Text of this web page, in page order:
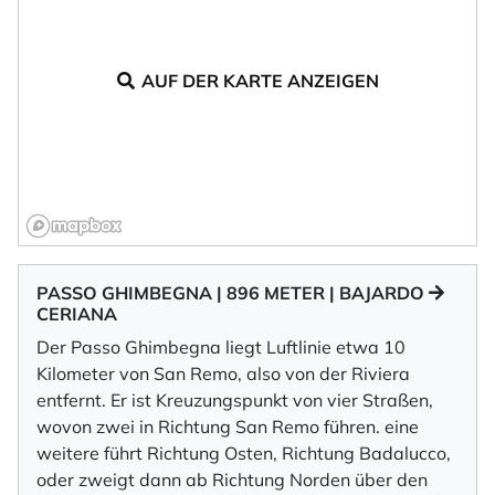
AUF DER KARTE ANZEIGEN
PASSO GHIMBEGNA | 896 METER | BAJARDO
CERIANA
Der Passo Ghimbegna liegt Luftlinie etwa 10
Kilometer von San Remo, also von der Riviera
entfernt. Er ist Kreuzungspunkt von vier Straßen,
wovon zwei in Richtung San Remo führen. eine
weitere führt Richtung Osten, Richtung Badalucco,
oder zweigt dann ab Richtung Norden über den